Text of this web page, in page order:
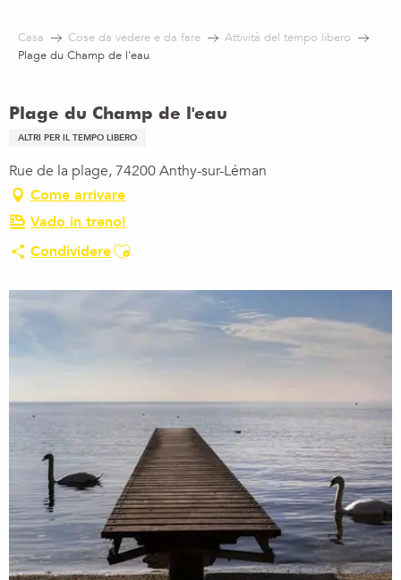
contenu
Casa Cose da vedere e da fare
Attività del tempo libero
Plage du Champ de l'eau
Plage du Champ de l'eau
ALTRI PER IL TEMPO LIBERO
Rue de la plage, 74200 Anthy-sur-Léman
Come arrivare
Vado in treno!
CondividereAjouter aux favoris